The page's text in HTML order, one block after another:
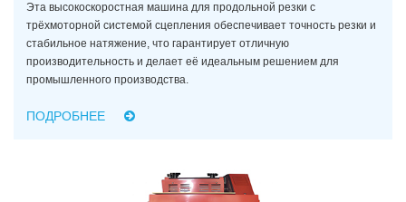
Эта высокоскоростная машина для продольной резки с
трёхмоторной системой сцепления обеспечивает точность резки и
стабильное натяжение, что гарантирует отличную
производительность и делает её идеальным решением для
промышленного производства.
ПОДРОБНЕЕ